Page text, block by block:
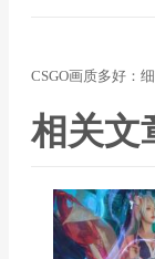
CSGO画质多好：
相关文